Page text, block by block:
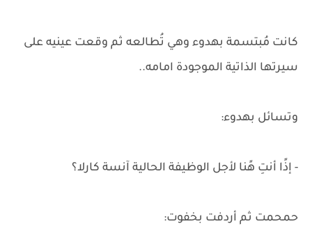
كانت مُبتسمة بهدوء وهي تُطالعه ثم وقعت عينيه على
سيرتها الذاتية الموجودة امامه..
وتسائل بهدوء:
- إذًا أنتِ هًنا لأجل الوظيفة الحالية آنسة كارلا؟
حمحمت ثم أردفت بخفوت: